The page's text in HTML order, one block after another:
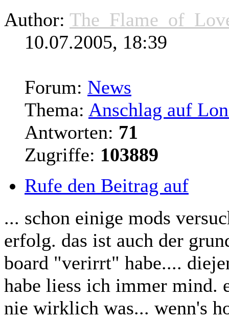
Author:
10.07.2005, 18:39
Forum: News
Thema: Anschlag auf
Antworten: 71
Zugriffe: 103889
Rufe den Beitrag auf
... schon einige mods
erfolg. das ist auch der
board "verirrt" habe....
habe liess ich immer mind.
nie wirklich was... wenn's